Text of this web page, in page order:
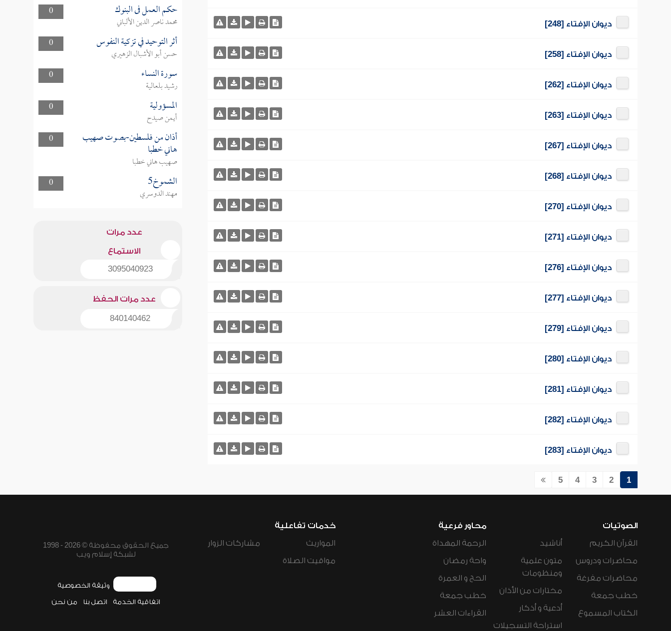
ديوان الإفتاء [248]
ديوان الإفتاء [258]
ديوان الإفتاء [262]
ديوان الإفتاء [263]
ديوان الإفتاء [267]
ديوان الإفتاء [268]
ديوان الإفتاء [270]
ديوان الإفتاء [271]
ديوان الإفتاء [276]
ديوان الإفتاء [277]
ديوان الإفتاء [279]
ديوان الإفتاء [280]
ديوان الإفتاء [281]
ديوان الإفتاء [282]
ديوان الإفتاء [283]
1
2
3
4
5
0
حكم العمل فى البنوك
محمد ناصر الدين الألباني
0
أثر التوحيد في تزكية النفوس
حسن أبو الأشبال الزهيري
0
سورة النساء
رشيد بلعالية
0
المسؤولية
أيمن صيدح
0
أذان من فلسطين-بصوت صهيب
هاني خطبا
صهيب هاني خطبا
0
الشموخ5
مهند الدوسري
عدد مرات
الاستماع
3095040923
عدد مرات الحفظ
840140462
الصوتيات
القرآن الكريم
محاضرات ودروس
محاضرات مفرغة
خطب جمعة
الكتاب المسموع
أناشيد
متون علمية
ومنظومات
مختارات من الأذان
أدعية و أذكار
استراحة التسجيلات
محاور فرعية
الرحمة المهداة
واحة رمضان
الحج و العمرة
خطب جمعة
القراءات العشر
خدمات تفاعلية
المواريث
مواقيت الصلاة
مشاركات الزوار
جميع الحقوق محفوظة © 2026 - 1998
لشبكة إسلام ويب
وثيقة الخصوصية
اتفاقية الخدمة اتصل بنا من نحن